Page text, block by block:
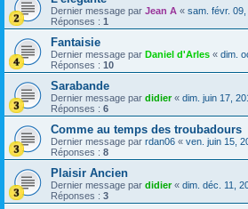
Dernier message par Jean A « sam. févr.
Réponses : 1
Fantaisie
Dernier message par Daniel d'Arles « dim.
Réponses : 10
Sarabande
Dernier message par didier« dim. juin 17,
Réponses : 6
Comme au temps des troubadours
Dernier message par rdan06 « ven. juin 15,
Réponses : 8
Plaisir Ancien
Dernier message par didier« dim. déc. 11,
Réponses : 3